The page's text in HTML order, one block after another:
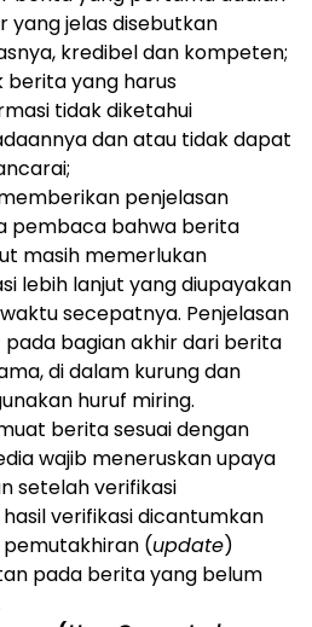
yang jelas disebutkan
kredibel dan kompeten;
berita yang harus
tidak diketahui
dan atau tidak dapat
penjelasan
pembaca bahwa berita
masih memerlukan
lebih lanjut yang diupayakan
secepatnya. Penjelasan
bagian akhir dari berita
di dalam kurung dan
huruf miring.
berita sesuai dengan
wajib meneruskan upaya
setelah verifikasi
verifikasi dicantumkan
(update)
pada berita yang belum